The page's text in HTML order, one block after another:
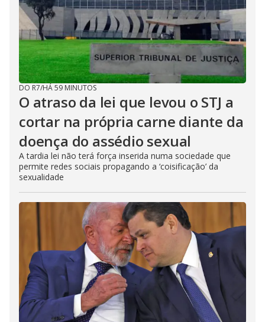
DO R7/HÁ 59 MINUTOS
O atraso da lei que levou o STJ a
cortar na própria carne diante da
doença do assédio sexual
A tardia lei não terá força inserida numa sociedade que
permite redes sociais propagando a ‘coisificação’ da
sexualidade